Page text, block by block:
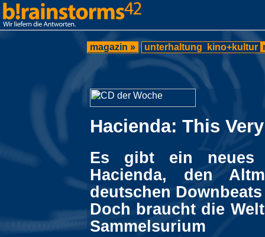
magazin » unterhaltung kino+kultur
Hacienda: This
Es gibt ein neues
Hacienda, den
deutschen
Doch braucht die
Sammelsurium